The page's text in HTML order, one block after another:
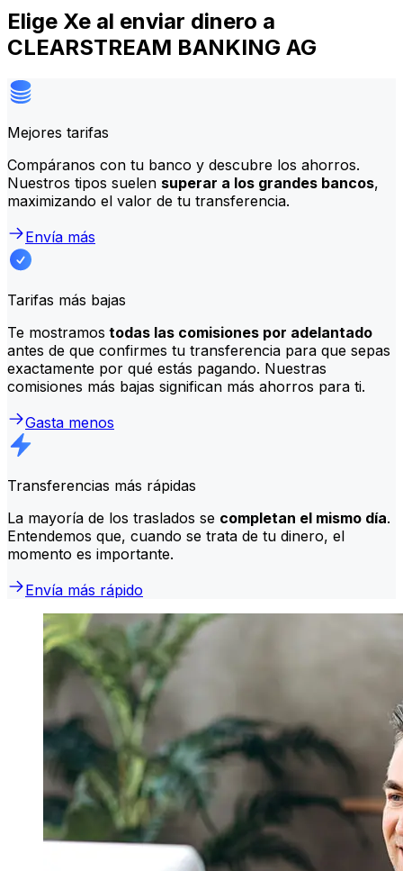
Elige Xe al enviar dinero a
CLEARSTREAM BANKING AG
Mejores tarifas
Compáranos con tu banco y descubre los ahorros.
Nuestros tipos suelen superar a los grandes bancos,
maximizando el valor de tu transferencia.
Envía más
Tarifas más bajas
Te mostramos todas las comisiones por adelantado
antes de que confirmes tu transferencia para que sepas
exactamente por qué estás pagando. Nuestras
comisiones más bajas significan más ahorros para ti.
Gasta menos
Transferencias más rápidas
La mayoría de los traslados se completan el mismo día.
Entendemos que, cuando se trata de tu dinero, el
momento es importante.
Envía más rápido